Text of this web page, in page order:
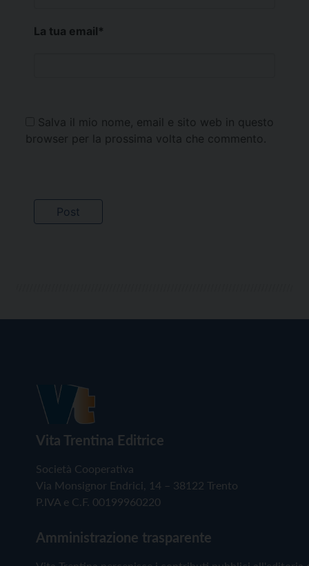
La tua email*
Salva il mio nome, email e sito web in questo
browser per la prossima volta che commento.
Vita Trentina Editrice
Società Cooperativa
Via Monsignor Endrici, 14 – 38122 Trento
P.IVA e C.F. 00199960220
Amministrazione trasparente